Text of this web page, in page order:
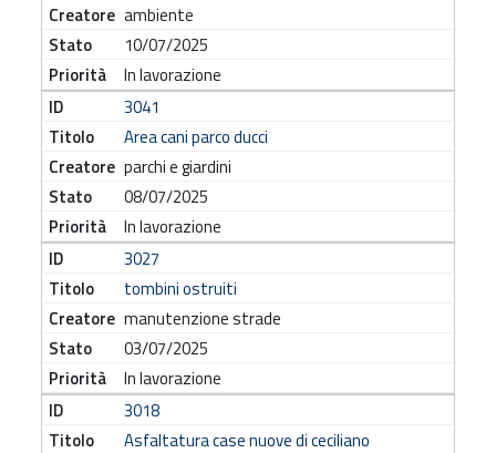
ambiente
10/07/2025
In lavorazione
3041
Area cani parco ducci
parchi e giardini
08/07/2025
In lavorazione
3027
tombini ostruiti
manutenzione strade
03/07/2025
In lavorazione
3018
Asfaltatura case nuove di ceciliano